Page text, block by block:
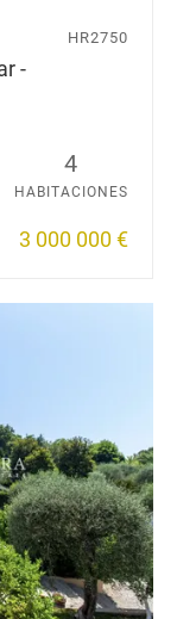
-
HR2750
4
HABITACIONES
3 000 000 €